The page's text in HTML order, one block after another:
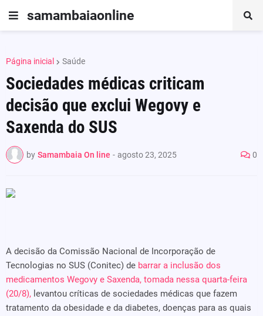
samambaiaonline
Página inicial Saúde
Sociedades médicas criticam
decisão que exclui Wegovy e
Saxenda do SUS
by Samambaia On line - agosto 23, 2025 0
A decisão da Comissão Nacional de Incorporação de
Tecnologias no SUS (Conitec) de barrar a inclusão dos
medicamentos Wegovy e Saxenda, tomada nessa quarta-feira
(20/8), levantou críticas de sociedades médicas que fazem
tratamento da obesidade e da diabetes, doenças para as quais